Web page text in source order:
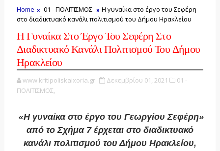
Home 01 - ΠΟΛΙΤΙΣΜΟΣ
Η γυναίκα στο έργο του Σεφέρη
στο διαδικτυακό κανάλι πολιτισμού του Δήμου Ηρακλείου
Η Γυναίκα Στο Έργο Του Σεφέρη Στο
Διαδικτυακό Κανάλι Πολιτισμού Του Δήμου
Ηρακλείου
www.kritipoliskaixoria.gr Δεκεμβρίου 01, 2021
01 -
ΠΟΛΙΤΙΣΜΟΣ,
«Η γυναίκα στο έργο του Γεωργίου Σεφέρη»
από το Σχήμα 7 έρχεται στο διαδικτυακό
κανάλι πολιτισμού του Δήμου Ηρακλείου,